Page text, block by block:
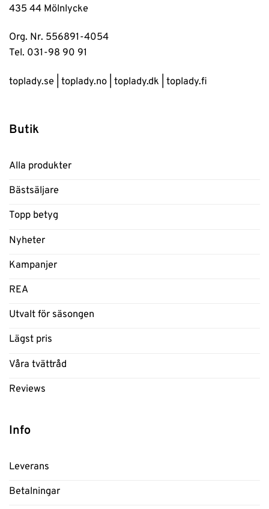
435 44 Mölnlycke
Org. Nr. 556891-4054
Tel. 031-98 90 91
toplady.se toplady.no toplady.dk toplady.fi
Butik
Alla produkter
Bästsäljare
Topp betyg
Nyheter
Kampanjer
REA
Utvalt för säsongen
Lägst pris
Våra tvättråd
Reviews
Info
Leverans
Betalningar